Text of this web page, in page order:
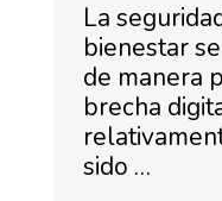
La
bienestar
de manera
brecha
sido …